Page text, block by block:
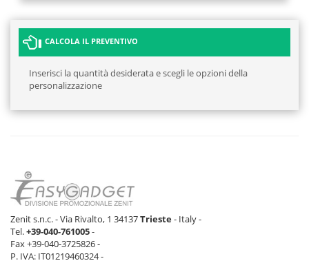
CALCOLA IL PREVENTIVO
Inserisci la quantità desiderata e scegli le opzioni della
personalizzazione
Zenit s.n.c. - Via Rivalto, 1 34137Trieste- Italy -
Tel.+39-040-761005-
Fax +39-040-3725826 -
P. IVA: IT01219460324 -